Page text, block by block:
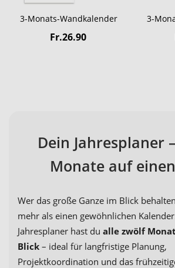
3-Monats-Wandkalender
Fr.26.90
3-
Dein Jahresplaner
Monate auf
Wer das große Ganze im Blick
mehr als einen gewöhnlichen
Jahresplaner hast du alle zwölf
Blick – ideal für langfristige Planung,
Projektkoordination und das